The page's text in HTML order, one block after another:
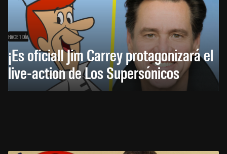
HACE 1 DÍA
¡Es oficial! Jim Carrey protagonizará el
live-action de Los Supersónicos